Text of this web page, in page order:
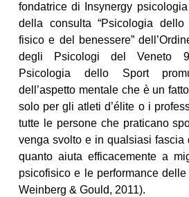
fondatrice di Insynergy
della consulta “Psicologia dello
fisico e del benessere”
degli Psicologi del Veneto
Psicologia dello Sport
dell’aspetto mentale che è un
solo per gli atleti d’élite o i
tutte le persone che praticano
venga svolto e in qualsiasi fascia
quanto aiuta efficacemente a
psicofisico e le performance
Weinberg & Gould, 2011).